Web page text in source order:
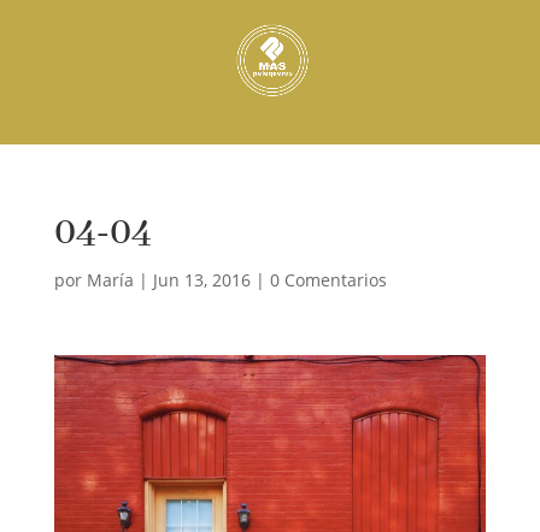
04-04
por María | Jun 13, 2016| 0 Comentarios